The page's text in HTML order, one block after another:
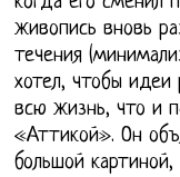
живопись вновь
течения
хотел, чтобы идеи
всю жизнь, что и
«Аттикой». Он
большой